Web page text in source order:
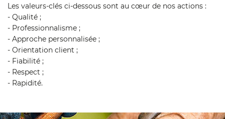
Les valeurs-clés ci-dessous sont au cœur de nos actions :
- Qualité ;
- Professionnalisme ;
- Approche personnalisée ;
- Orientation client ;
- Fiabilité ;
- Respect ;
- Rapidité.